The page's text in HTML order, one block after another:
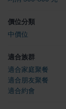
價位分類
中價位
適合族群
適合家庭聚餐
適合朋友聚餐
適合約會